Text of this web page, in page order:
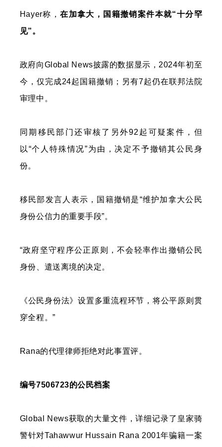
Hayer称，在加拿大，国籍撤销案件本就“十分罕
见”。
政府向Global News披露的数据显示，2024年初至
今，仅完成24起国籍撤销；另有7起仍在联邦法院
审理中。
同期移民部门还审核了另外92起可疑案件，但
以“个人特殊情况”为由，决定不予撤销其公民身
份。
移民部发言人表示，国籍撤销是“维护加拿大公民
身份公信力的重要手段”。
“政府坚守程序公正原则，不会轻率作出撤销公民
身份、遣送离境的决定。
《公民身份法》设置多重流程环节，将公平原则贯
穿全程。”
Rana的代理律师拒绝对此事置评。
编号7506723的公民档案
Global News获取的大量文件，详细记录了皇家骑
警针对Tahawwur Hussain Rana 2001年骗籍一案